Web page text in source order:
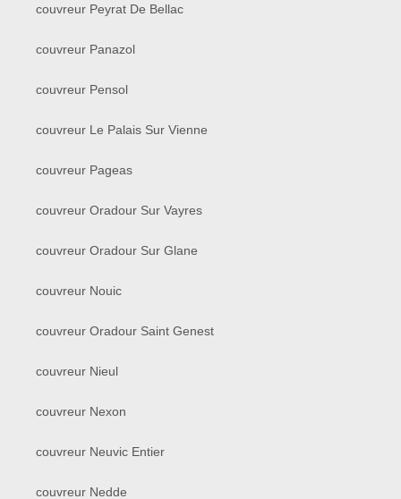
couvreur Peyrat De Bellac
couvreur Panazol
couvreur Pensol
couvreur Le Palais Sur Vienne
couvreur Pageas
couvreur Oradour Sur Vayres
couvreur Oradour Sur Glane
couvreur Nouic
couvreur Oradour Saint Genest
couvreur Nieul
couvreur Nexon
couvreur Neuvic Entier
couvreur Nedde